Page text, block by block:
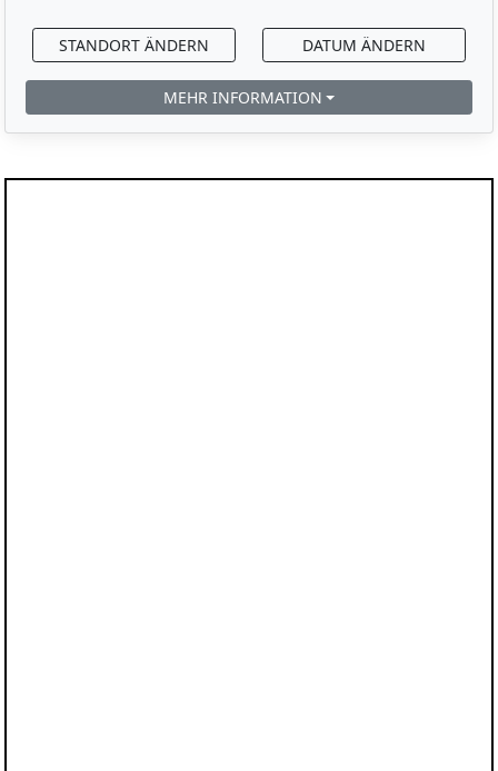
STANDORT ÄNDERN DATUM ÄNDERN
MEHR INFORMATION